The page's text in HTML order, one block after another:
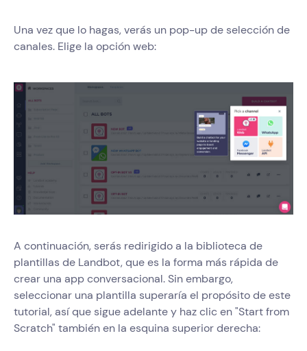
Una vez que lo hagas, verás un pop-up de selección de
canales. Elige la opción web:
A continuación, serás redirigido a la biblioteca de
plantillas de Landbot, que es la forma más rápida de
crear una app conversacional. Sin embargo,
seleccionar una plantilla superaría el propósito de este
tutorial, así que sigue adelante y haz clic en "Start from
Scratch" también en la esquina superior derecha: